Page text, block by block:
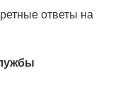
ответы на